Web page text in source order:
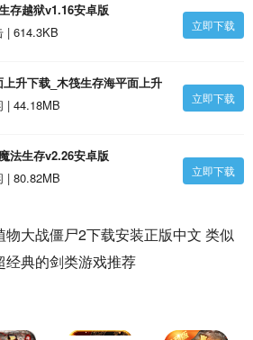
存越狱v1.16安卓版
| 614.3KB
立即下载
升下载_木筏生存海平面上升
| 44.18MB 立即下载
法生存v2.26安卓版
| 80.82MB
立即下载
物大战僵尸2下载安装正版中文 类似
经典的剑类游戏推荐